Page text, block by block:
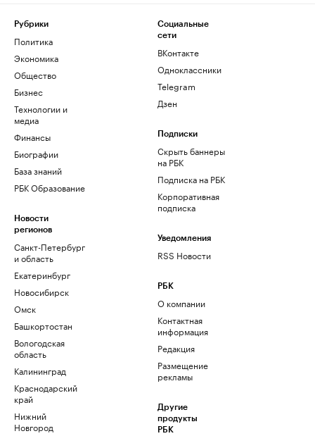
Рубрики
Политика
Экономика
Общество
Бизнес
Технологии и
медиа
Финансы
Биографии
База знаний
РБК Образование
Новости
регионов
Санкт-Петербург
и область
Екатеринбург
Новосибирск
Омск
Башкортостан
Вологодская
область
Калининград
Краснодарский
край
Нижний
Новгород
Социальные
сети
ВКонтакте
Одноклассники
Telegram
Дзен
Подписки
Скрыть баннеры
на РБК
Подписка на РБК
Корпоративная
подписка
Уведомления
RSS Новости
РБК
О компании
Контактная
информация
Редакция
Размещение
рекламы
Другие
продукты
РБК